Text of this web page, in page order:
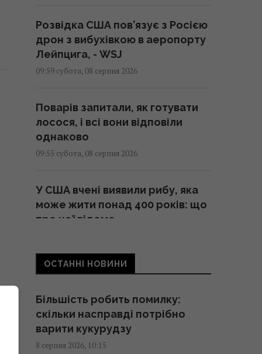
Розвідка США пов’язує з Росією
дрон з вибухівкою в аеропорту
Лейпцига, - WSJ
09:59 субота, 08 серпня 2026
Поварів запитали, як готувати
лосося, і всі вони відповіли
однаково
09:55 субота, 08 серпня 2026
У США вчені виявили рибу, яка
може жити понад 400 років: що
про неї відомо
"Цій людині не місце тут": Усик
щодо Росії на Олімпіаді
09:27 субота, 08 серпня 2026
ОСТАННІ НОВИНИ
Більшість робить помилку:
скільки насправді потрібно
варити кукурудзу
8 серпня 2026, 10:15